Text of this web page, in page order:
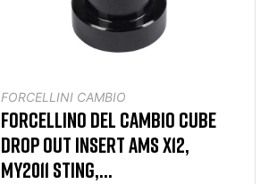
FORCELLINI CAMBIO
FORCELLINO DEL CAMBIO CUBE
DROP OUT INSERT AMS X12,
MY2011 STING,...